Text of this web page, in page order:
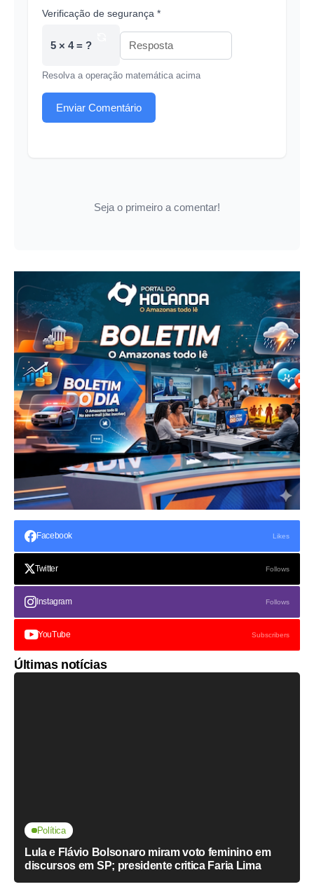
Verificação de segurança *
5 × 4 = ?
Resolva a operação matemática acima
Enviar Comentário
Seja o primeiro a comentar!
Facebook Likes
Twitter Follows
Instagram Follows
YouTube Subscribers
Últimas notícias
Política
Lula e Flávio Bolsonaro miram voto feminino em
discursos em SP; presidente critica Faria Lima